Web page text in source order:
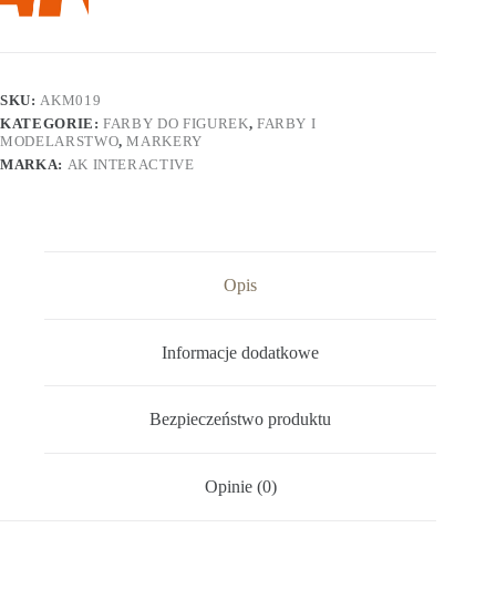
SKU:AKM019
KATEGORIE:FARBY DO FIGUREK, FARBY I
MODELARSTWO,MARKERY
MARKA: AK INTERACTIVE
Opis
Informacje dodatkowe
Bezpieczeństwo produktu
Opinie (0)